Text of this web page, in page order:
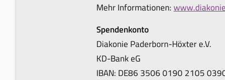
Mehr Informationen:
Spendenkonto
Diakonie Paderborn-Höxter e.V.
KD-Bank eG
IBAN: DE86 3506 0190 2105